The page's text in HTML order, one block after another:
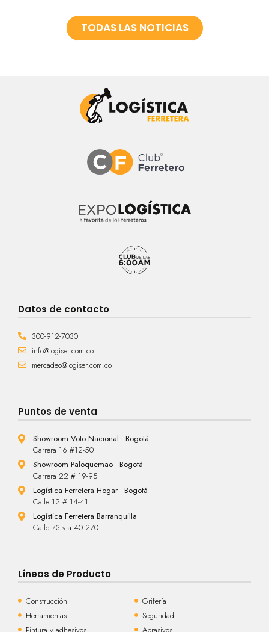
TODAS LAS NOTICIAS
Datos de contacto
300-912-7030
info@logiser.com.co
mercadeo@logiser.com.co
Puntos de venta
Showroom Voto Nacional - Bogotá
Carrera 16 #12-50
Showroom Paloquemao - Bogotá
Carrera 22 # 19-95
Logística Ferretera Hogar - Bogotá
Calle 12 # 14-41
Logística Ferretera Barranquilla
Calle 73 via 40 270
Líneas de Producto
Construcción
Herramientas
Pintura y adhesivos
Grifería
Seguridad
Abrasivos